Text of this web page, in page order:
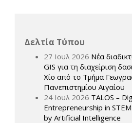
Δελτία Τύπου
27 Ιουλ 2026 Νέα
GIS για τη διαχείριση
Χίο από το Τμήμα
Πανεπιστημίου Αιγαίου
24 Ιουλ 2026 TALOS –
Entrepreneurship in
by Artificial Intelligence